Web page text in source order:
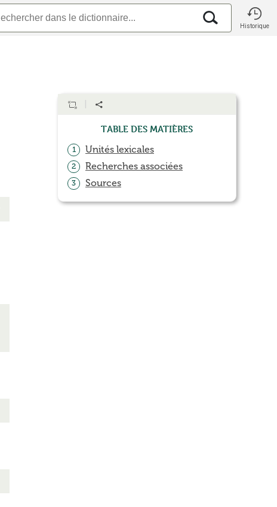
Historique
Table des matières
1 Unités lexicales
2 Recherches associées
3 Sources